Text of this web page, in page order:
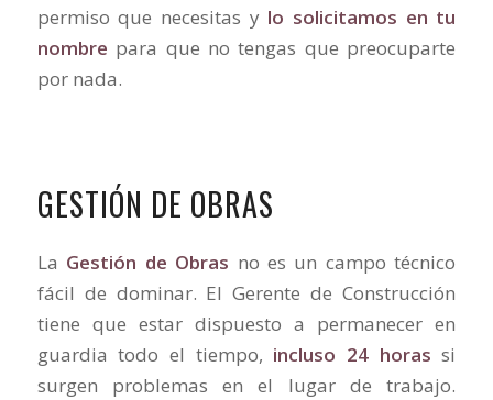
permiso que necesitas y lo solicitamos en tu
nombre para que no tengas que preocuparte
por nada.
GESTIÓN DE OBRAS
La Gestión de Obras no es un campo técnico
fácil de dominar. El Gerente de Construcción
tiene que estar dispuesto a permanecer en
guardia todo el tiempo, incluso 24 horas si
surgen problemas en el lugar de trabajo.